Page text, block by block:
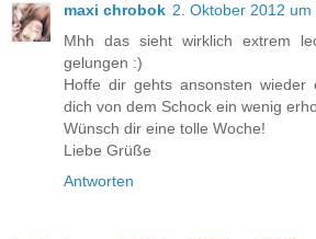
maxi chrobok 2. Oktober 2012 um
Mhh das sieht wirklich extrem
gelungen :)
Hoffe dir gehts ansonsten wieder
dich von dem Schock ein wenig
Wünsch dir eine tolle Woche!
Liebe Grüße
Antworten